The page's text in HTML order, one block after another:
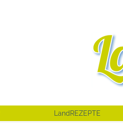
LandREZEPTE